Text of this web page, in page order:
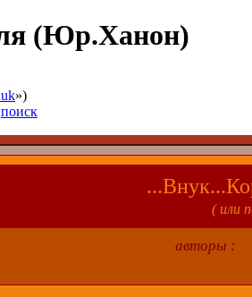
(Юр.Ханон)
»)
поиск
( или
авторы